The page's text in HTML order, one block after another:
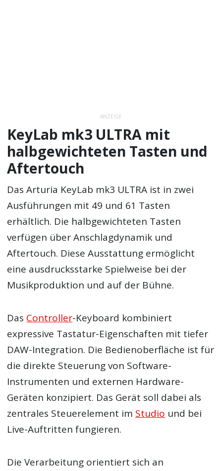
ANZEIGE
KeyLab mk3 ULTRA mit
halbgewichteten Tasten und
Aftertouch
Das Arturia KeyLab mk3 ULTRA ist in zwei
Ausführungen mit 49 und 61 Tasten
erhältlich. Die halbgewichteten Tasten
verfügen über Anschlagdynamik und
Aftertouch. Diese Ausstattung ermöglicht
eine ausdrucksstarke Spielweise bei der
Musikproduktion und auf der Bühne.
Das Controller-Keyboard kombiniert
expressive Tastatur-Eigenschaften mit tiefer
DAW-Integration. Die Bedienoberfläche ist für
die direkte Steuerung von Software-
Instrumenten und externen Hardware-
Geräten konzipiert. Das Gerät soll dabei als
zentrales Steuerelement im Studio und bei
Live-Auftritten fungieren.
Die Verarbeitung orientiert sich an